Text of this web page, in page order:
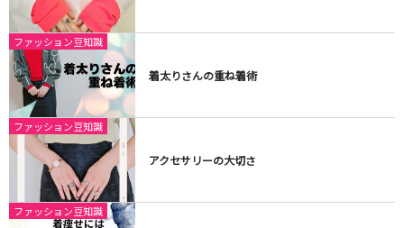
ファッション豆知識
着太りさんの重ね着術
ファッション豆知識
アクセサリーの大切さ
ファッション豆知識